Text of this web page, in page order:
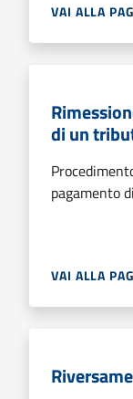
VAI ALLA
di un
pagamento
VAI ALLA